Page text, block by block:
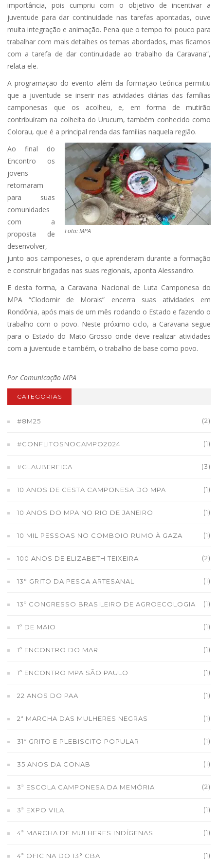
importância, pois cumpriu com o objetivo de incentivar a
juventude para dar continuidade nas tarefas apontadas, ouve
muita integração e animação. Pena que o tempo foi pouco para
trabalhar com mais detalhes os temas abordados, mas ficamos
com a tarefa de dar continuidade ao trabalho da Caravana”,
relata ele.
A programação do evento além da formação teórica permitiu
que a juventude se inserir nas atividades diárias das famílias
camponesas que os acolheu, e, em forma de mutirão
contribuíram na colheita do Urucum, também conhecido como
Colorau, que é a principal renda das famílias naquela região.
Foto: MPA
Ao final do
Encontro os
jovens
retornaram
para suas
comunidades
com a
proposta de
desenvolver,
junto aos camponeses, o que aprenderam durante a formação
e construir brigadas nas suas regionais, aponta Alessandro.
E desta forma, a Caravana Nacional de Luta Camponesa do
MPA “Clodomir de Morais” encerra suas atividades em
Rondônia, após mais de um mês rodando o Estado e fazendo o
trabalho com o povo. Neste próximo ciclo, a Caravana segue
para o Estado do Mato Grosso onde deve realizar atividades
com a juventude e também, o trabalho de base como povo.
Por Comunicação MPA
CATEGORIAS
#8M25 (2)
#CONFLITOSNOCAMPO2024 (1)
#GLAUBERFICA (3)
10 ANOS DE CESTA CAMPONESA DO MPA (1)
10 ANOS DO MPA NO RIO DE JANEIRO (1)
10 MIL PESSOAS NO COMBOIO RUMO À GAZA (1)
100 ANOS DE ELIZABETH TEIXEIRA (2)
13° GRITO DA PESCA ARTESANAL (1)
13º CONGRESSO BRASILEIRO DE AGROECOLOGIA (1)
1º DE MAIO (1)
1º ENCONTRO DO MAR (1)
1º ENCONTRO MPA SÃO PAULO (1)
22 ANOS DO PAA (1)
2ª MARCHA DAS MULHERES NEGRAS (1)
31º GRITO E PLEBISCITO POPULAR (1)
35 ANOS DA CONAB (1)
3ª ESCOLA CAMPONESA DA MEMÓRIA (2)
3ª EXPO VILA (1)
4ª MARCHA DE MULHERES INDÍGENAS (1)
4ª OFICINA DO 13° CBA (1)